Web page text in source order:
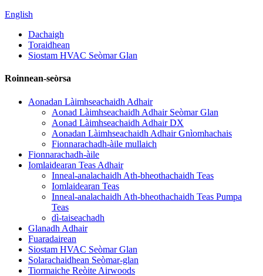
English
Dachaigh
Toraidhean
Siostam HVAC Seòmar Glan
Roinnean-seòrsa
Aonadan Làimhseachaidh Adhair
Aonad Làimhseachaidh Adhair Seòmar Glan
Aonad Làimhseachaidh Adhair DX
Aonadan Làimhseachaidh Adhair Gnìomhachais
Fionnarachadh-àile mullaich
Fionnarachadh-àile
Iomlaidearan Teas Adhair
Inneal-analachaidh Ath-bheothachaidh Teas
Iomlaidearan Teas
Inneal-analachaidh Ath-bheothachaidh Teas Pumpa
Teas
dì-taiseachadh
Glanadh Adhair
Fuaradairean
Siostam HVAC Seòmar Glan
Solarachaidhean Seòmar-glan
Tiormaiche Reòite Airwoods